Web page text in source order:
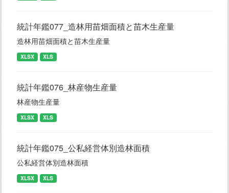
統計年鑑077_造林用苗畑面積と苗木生産量
造林用苗畑面積と苗木生産量
XLSX XLS
統計年鑑076_林産物生産量
林産物生産量
XLSX XLS
統計年鑑075_公私経営体別造林面積
公私経営体別造林面積
XLSX XLS